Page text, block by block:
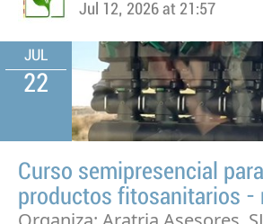
Jul 12, 2026 at 21:57
JUL
22
Curso semipresencial
productos fitosanitarios -